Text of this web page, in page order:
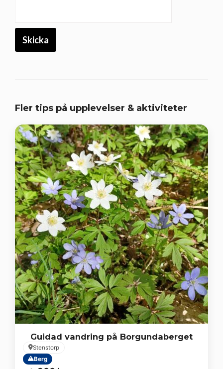
Fler tips på upplevelser & aktiviteter
Guidad vandring på Borgundaberget
Stenstorp
Berg